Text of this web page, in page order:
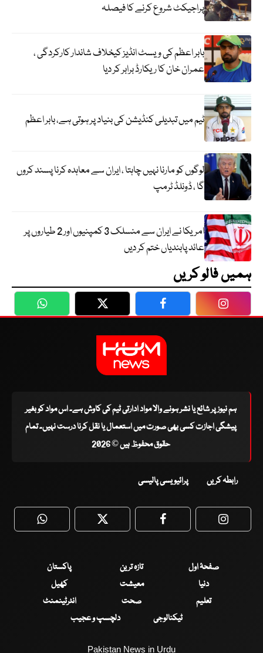
پراجیکٹ شروع کرنے کا فیصلہ
بابر اعظم کی ویسٹ انڈیز کیخلاف شاندار کارکردگی ،
عمران خان کا ریکارڈ برابر کر دیا
ٹیم میں تبدیلی کنڈیشن کی بنیاد پر ہوتی ہے، بابر اعظم
لوگوں کو مارنا نہیں چاہتا ، ایران سے معاہدہ کرنا پسند کروں
گا ، ڈونلڈ ٹرمپ
امریکا نے ایران سے منسلک 3 کمپنیوں اور 2 طیاروں پر
عائد پابندیاں ختم کر دیں
ہمیں فالو کریں
WhatsApp Twitter Facebook
ہم نیوز پر شائع یا نشر ہونے والا مواد ادارتی ٹیم کی کاوش ہے۔ اس مواد کو بغیر
پیشگی اجازت کسی بھی صورت میں استعمال یا نقل کرنا درست نہیں۔ تمام
حقوق محفوظ ہیں © 2026
رابطہ کریں پرائیویسی پالیسی
WhatsApp Twitter Facebook
صفحۂ اول تازہ ترین
پاکستان
دنیا
معیشت
کھیل
تعلیم
صحت
انٹرٹینمنٹ
ٹیکنالوجی
دلچسپ و عجیب
Pakistan News in Urdu